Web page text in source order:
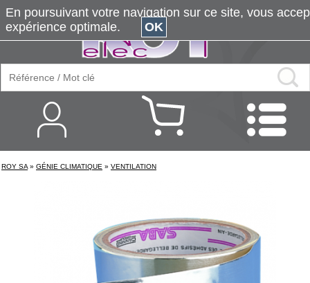
ROY SA » GÉNIE CLIMATIQUE » VENTILATION
En poursuivant votre navigation sur ce site, vous
expérience optimale.
OK